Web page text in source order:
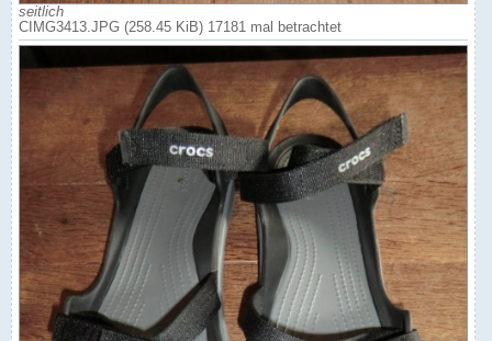
seitlich
CIMG3413.JPG (258.45 KiB) 17181 mal betrachtet